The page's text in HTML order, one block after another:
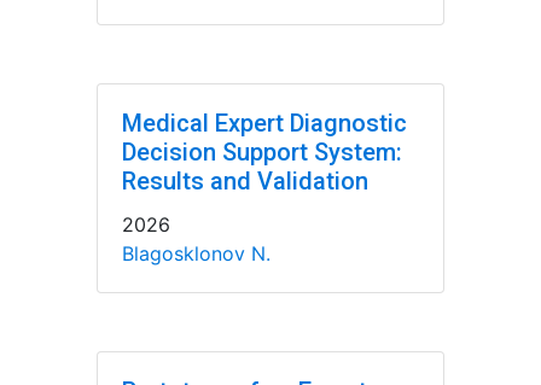
Medical Expert Diagnostic
Decision Support System:
Results and Validation
2026
Blagosklonov N.